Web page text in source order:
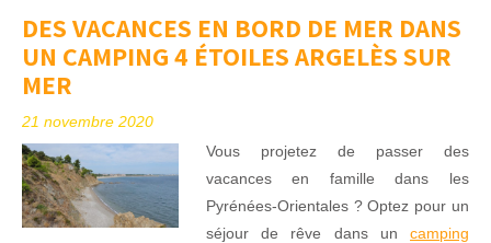
DES VACANCES EN BORD DE MER DANS
UN CAMPING 4 ÉTOILES ARGELÈS SUR
MER
21 novembre 2020
Vous projetez de passer des
vacances en famille dans les
Pyrénées-Orientales ? Optez pour un
séjour de rêve dans un camping